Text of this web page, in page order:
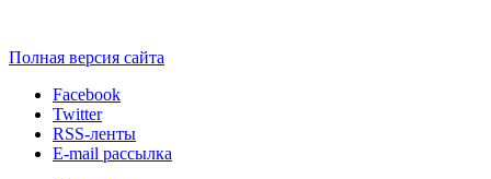
Полная версия сайта
Facebook
Twitter
RSS-ленты
E-mail рассылка